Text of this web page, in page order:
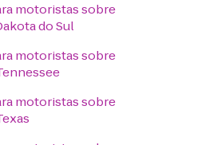
motoristas sobre
do Sul
motoristas sobre
motoristas sobre